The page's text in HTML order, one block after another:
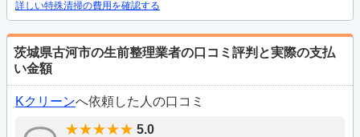
詳しい特殊清掃の費用を確認する
茨城県古河市の生前整理業者の口コミ評判と実際の支払
い金額
Kクリーンへ依頼した人の口コミ
5.0